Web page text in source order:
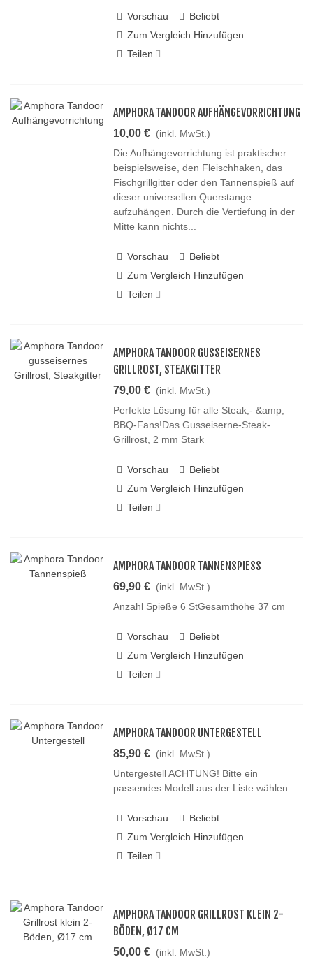
Vorschau
Beliebt
Zum Vergleich Hinzufügen
Teilen
AMPHORA TANDOOR AUFHÄNGEVORRICHTUNG
10,00 € (inkl. MwSt.)
Die Aufhängevorrichtung ist praktischer
beispielsweise, den Fleischhaken, das
Fischgrillgitter oder den Tannenspieß auf
dieser universellen Querstange
aufzuhängen. Durch die Vertiefung in der
Mitte kann nichts...
Vorschau
Beliebt
Zum Vergleich Hinzufügen
Teilen
AMPHORA TANDOOR GUSSEISERNES
GRILLROST, STEAKGITTER
79,00 € (inkl. MwSt.)
Perfekte Lösung für alle Steak,- &amp;
BBQ-Fans!Das Gusseiserne-Steak-
Grillrost, 2 mm Stark
Vorschau
Beliebt
Zum Vergleich Hinzufügen
Teilen
AMPHORA TANDOOR TANNENSPIESS
69,90 € (inkl. MwSt.)
Anzahl Spieße 6 StGesamthöhe 37 cm
Vorschau
Beliebt
Zum Vergleich Hinzufügen
Teilen
AMPHORA TANDOOR UNTERGESTELL
85,90 € (inkl. MwSt.)
Untergestell ACHTUNG! Bitte ein
passendes Modell aus der Liste wählen
Vorschau
Beliebt
Zum Vergleich Hinzufügen
Teilen
AMPHORA TANDOOR GRILLROST KLEIN 2-
BÖDEN, Ø17 CM
50,00 € (inkl. MwSt.)